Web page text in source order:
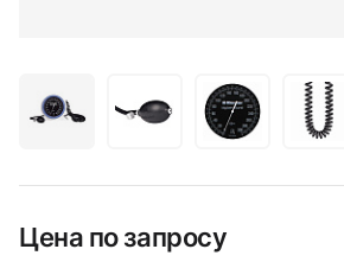
Цена по запросу